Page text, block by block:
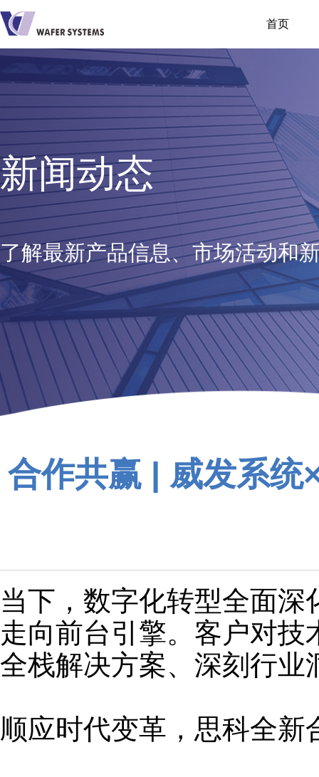
首页
新闻动态
了解最新产品信息、市场活动和
合作共赢 | 威发系
当下，数字化转型全面
走向前台引擎。客户对
全栈解决方案、深刻行业
顺应时代变革，思科全